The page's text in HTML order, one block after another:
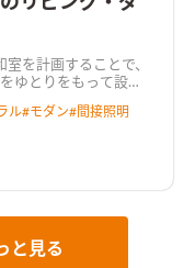
を計画することで、
ゆとりをもって設
ークなど多岐に渡り
し、カーテンレール
い工夫も施していま
ンゲームやリモートワ
ル#モダン#間接照明
と見る